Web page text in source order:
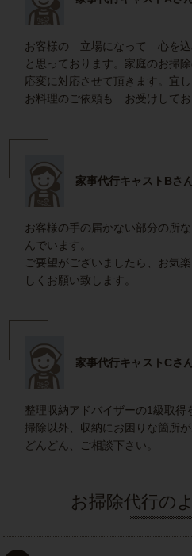
お客様の 立場になって 心を込
と思っております。家庭のお掃
応変に対応させて頂きます。宜
お料理のご依頼も お受けしてお
家事代行キャストBさ
お客様の手の届かない部分の所
んでいます。
ご要望がございましたら、お気
しくお願い致します。
家事代行キャストCさ
整理収納アドバイザーの1級取得
掃除以外、収納にお困りな箇所
どんどん、ご相談下さい。
お掃除代行の